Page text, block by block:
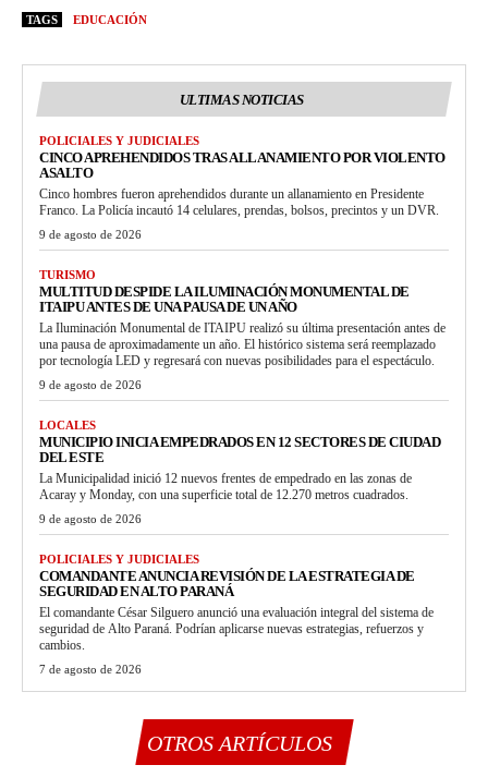
TAGS EDUCACIÓN
ULTIMAS NOTICIAS
POLICIALES Y JUDICIALES
CINCO APREHENDIDOS TRAS ALLANAMIENTO POR VIOLENTO
ASALTO
Cinco hombres fueron aprehendidos durante un allanamiento en Presidente
Franco. La Policía incautó 14 celulares, prendas, bolsos, precintos y un DVR.
9 de agosto de 2026
TURISMO
MULTITUD DESPIDE LA ILUMINACIÓN MONUMENTAL DE
ITAIPU ANTES DE UNA PAUSA DE UN AÑO
La Iluminación Monumental de ITAIPU realizó su última presentación antes de
una pausa de aproximadamente un año. El histórico sistema será reemplazado
por tecnología LED y regresará con nuevas posibilidades para el espectáculo.
9 de agosto de 2026
LOCALES
MUNICIPIO INICIA EMPEDRADOS EN 12 SECTORES DE CIUDAD
DEL ESTE
La Municipalidad inició 12 nuevos frentes de empedrado en las zonas de
Acaray y Monday, con una superficie total de 12.270 metros cuadrados.
9 de agosto de 2026
POLICIALES Y JUDICIALES
COMANDANTE ANUNCIA REVISIÓN DE LA ESTRATEGIA DE
SEGURIDAD EN ALTO PARANÁ
El comandante César Silguero anunció una evaluación integral del sistema de
seguridad de Alto Paraná. Podrían aplicarse nuevas estrategias, refuerzos y
cambios.
7 de agosto de 2026
OTROS ARTÍCULOS